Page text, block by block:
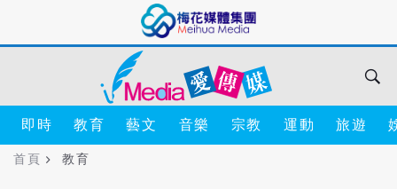
即時 教育 藝文 音樂 宗教 運動 旅遊
首頁 教育